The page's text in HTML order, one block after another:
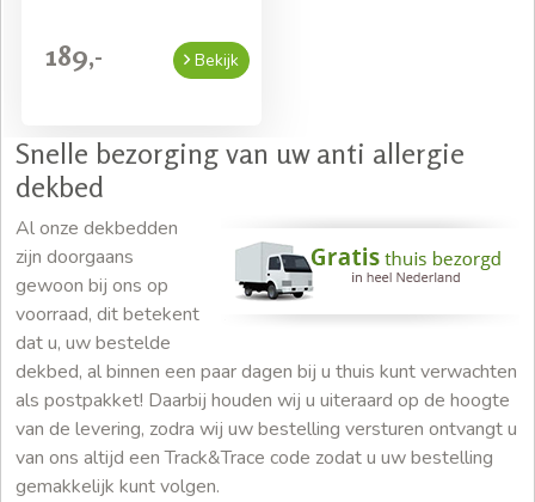
189,- Bekijk
Snelle bezorging van uw anti allergie
dekbed
Al onze dekbedden
zijn doorgaans
gewoon bij ons op
voorraad, dit betekent
dat u, uw bestelde
dekbed, al binnen een paar dagen bij u thuis kunt verwachten
als postpakket! Daarbij houden wij u uiteraard op de hoogte
van de levering, zodra wij uw bestelling versturen ontvangt u
van ons altijd een Track&Trace code zodat u uw bestelling
gemakkelijk kunt volgen.